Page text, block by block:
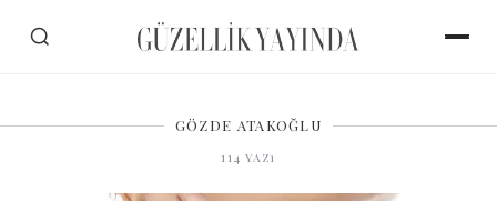
GÖZDE ATAKOĞLU
114 yazı